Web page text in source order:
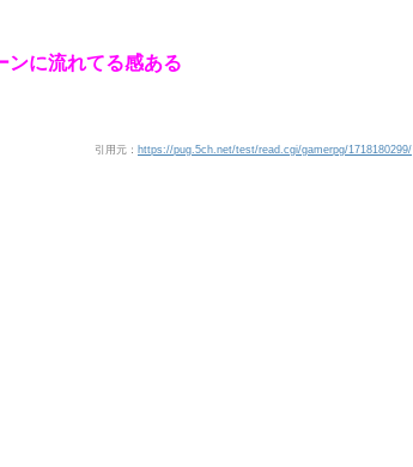
ンに流れてる感ある
引用元： https://pug.5ch.net/test/read.cgi/gamerpg/1718180299/